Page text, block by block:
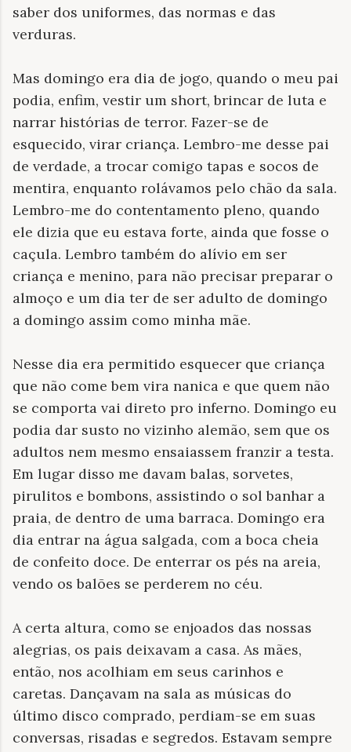
saber dos uniformes, das normas e das
verduras.
Mas domingo era dia de jogo, quando o meu pai
podia, enfim, vestir um short, brincar de luta e
narrar histórias de terror. Fazer-se de
esquecido, virar criança. Lembro-me desse pai
de verdade, a trocar comigo tapas e socos de
mentira, enquanto rolávamos pelo chão da sala.
Lembro-me do contentamento pleno, quando
ele dizia que eu estava forte, ainda que fosse o
caçula. Lembro também do alívio em ser
criança e menino, para não precisar preparar o
almoço e um dia ter de ser adulto de domingo
a domingo assim como minha mãe.
Nesse dia era permitido esquecer que criança
que não come bem vira nanica e que quem não
se comporta vai direto pro inferno. Domingo eu
podia dar susto no vizinho alemão, sem que os
adultos nem mesmo ensaiassem franzir a testa.
Em lugar disso me davam balas, sorvetes,
pirulitos e bombons, assistindo o sol banhar a
praia, de dentro de uma barraca. Domingo era
dia entrar na água salgada, com a boca cheia
de confeito doce. De enterrar os pés na areia,
vendo os balões se perderem no céu.
A certa altura, como se enjoados das nossas
alegrias, os pais deixavam a casa. As mães,
então, nos acolhiam em seus carinhos e
caretas. Dançavam na sala as músicas do
último disco comprado, perdiam-se em suas
conversas, risadas e segredos. Estavam sempre